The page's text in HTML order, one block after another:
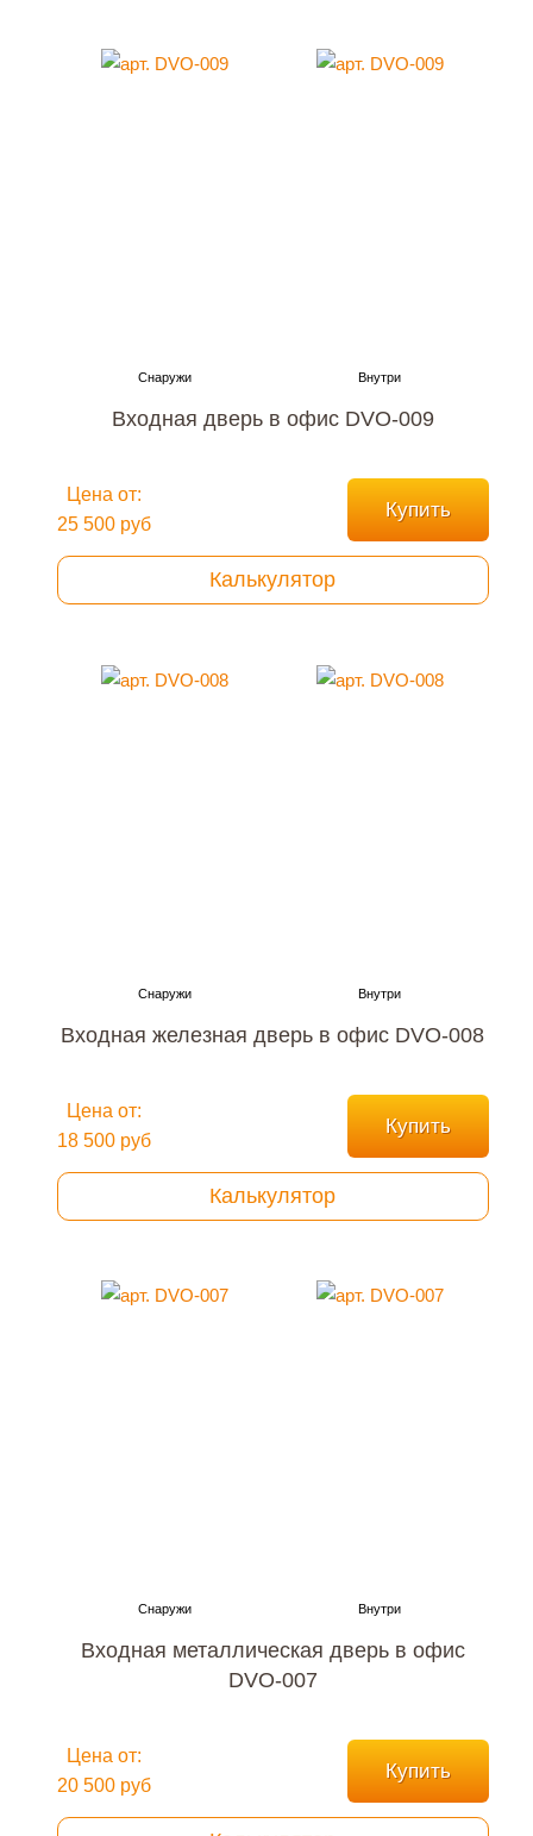
Входная дверь в офис DVO-009
Цена от:
25 500 руб
Купить
Калькулятор
Входная железная дверь в офис DVO-008
Цена от:
18 500 руб
Купить
Калькулятор
Входная металлическая дверь в офис
DVO-007
Цена от:
20 500 руб
Купить